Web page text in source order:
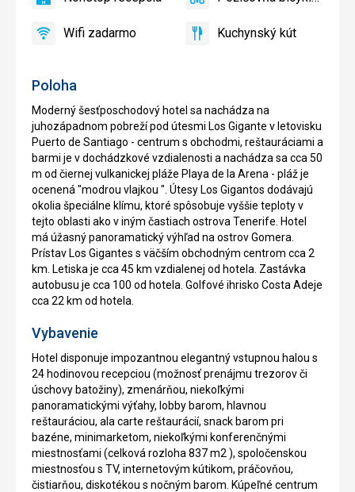
Poloha
Moderný šesťposchodový hotel sa nachádza na
juhozápadnom pobreží pod útesmi Los Gigante v letovisku
Puerto de Santiago - centrum s obchodmi, reštauráciami a
barmi je v dochádzkové vzdialenosti a nachádza sa cca 50
m od čiernej vulkanickej pláže Playa de la Arena - pláž je
ocenená "modrou vlajkou ". Útesy Los Gigantos dodávajú
okolia špeciálne klímu, ktoré spôsobuje vyššie teploty v
tejto oblasti ako v iným častiach ostrova Tenerife. Hotel
má úžasný panoramatický výhľad na ostrov Gomera.
Prístav Los Gigantes s väčším obchodným centrom cca 2
km. Letiska je cca 45 km vzdialenej od hotela. Zastávka
autobusu je cca 100 od hotela. Golfové ihrisko Costa Adeje
cca 22 km od hotela.
Vybavenie
Hotel disponuje impozantnou elegantný vstupnou halou s
24 hodinovou recepciou (možnosť prenájmu trezorov či
úschovy batožiny), zmenárňou, niekoľkými
panoramatickými výťahy, lobby barom, hlavnou
reštauráciou, ala carte reštaurácií, snack barom pri
bazéne, minimarketom, niekoľkými konferenčnými
miestnosťami (celková rozloha 837 m2 ), spoločenskou
miestnosťou s TV, internetovým kútikom, práčovňou,
čistiarňou, diskotékou s nočným barom. Kúpeľné centrum
Nonstop
áno
Požičovňa
áno
Wifi
Wifi zadarmo
áno
Kuchynský
Kuchynský kút
áno